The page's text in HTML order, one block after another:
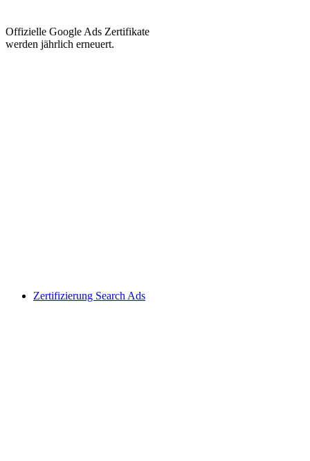
Offizielle Google Ads Zertifikate
werden jährlich erneuert.
Zertifizierung Search Ads